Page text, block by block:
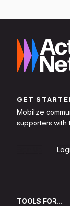
GET
Mobilize
supporters with
TOOLS FOR...